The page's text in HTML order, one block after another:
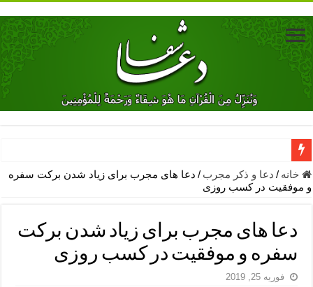
دعای جلب محبت فوری معشوق – دعای جلب محبت شوهر
دعای مشکل گشا برای رفع فقر – ذکرهای روزی‌ بخش
معجزات دعای یا من اظهر الجمیل – دعای یا من اظهر الجمیل برای
مهم ترین اذکار الهی و فضیلت آن ها – ذکر مخصوص مستجاب الدعوه
دعا برای ترس بچه ها در خواب – دعای ترس و بی خوابی کودکان
خانه / دعا و ذکر مجرب / دعا های مجرب برای زیاد شدن برکت سفره
و موفقیت در کسب روزی
دعا های مجرب برای زیاد شدن برکت
سفره و موفقیت در کسب روزی
فوریه 25, 2019